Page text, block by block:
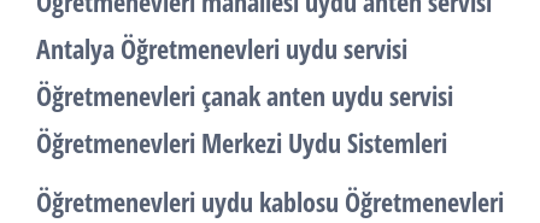
Antalya Öğretmenevleri uydu servisi
Öğretmenevleri çanak anten uydu servisi
Öğretmenevleri Merkezi Uydu Sistemleri
Öğretmenevleri uydu kablosu Öğretmenevleri